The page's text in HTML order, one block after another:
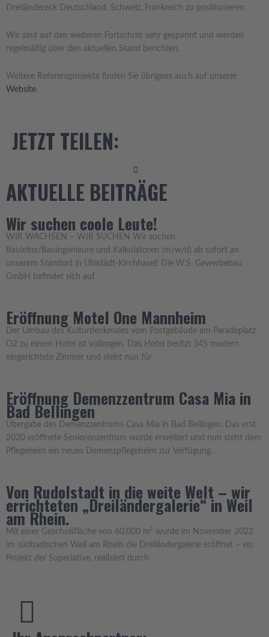
Dreiländereck Deutschland, Schweiz, Frankreich zu positionieren.
Wir sind auf den weiteren Fortschritt sehr gespannt und werden
regelmäßig über den aktuellen Stand berichten.
Weitere Referenzprojekte finden Sie übrigens auch auf unserer
Website.
JETZT TEILEN:
AKTUELLE BEITRÄGE
Wir suchen coole Leute!
WIR WACHSEN – WIR SUCHEN Wir suchen
Bauleiter/Bauingenieure und Kalkulatoren (m/w/d) ab sofort an
unserem Standort in Uhlstädt-Kirchhasel! Die W.S. Gewerbebau
GmbH befindet sich auf
Eröffnung Motel One Mannheim
Der Umbau des Kulturdenkmales vom Postgebäude am Paradeplatz
O2 zu einem Hotel ist vollzogen. Das Hotel besitzt 345 modern
eingerichtete Zimmer und steht nun für
Eröffnung Demenzzentrum Casa Mia in
Bad Bellingen
Übergabe des Demenzzentrums Casa Mia in Bad Bellingen. Das erst
2020 eröffnete Seniorenzentrum wurde erweitert und nun steht dem
Pflegeheim ein neues Demenzpflegeheim zur Verfügung.
Von Rudolstadt in die weite Welt – wir
errichteten „Dreiländergalerie“ in Weil
am Rhein.
Mit einer Geschoßfläche von 60.000 m² wurde im November 2022
im südbadischen Weil am Rhein die Dreiländergalerie eröffnet – ein
Projekt der Superlative, realisiert durch